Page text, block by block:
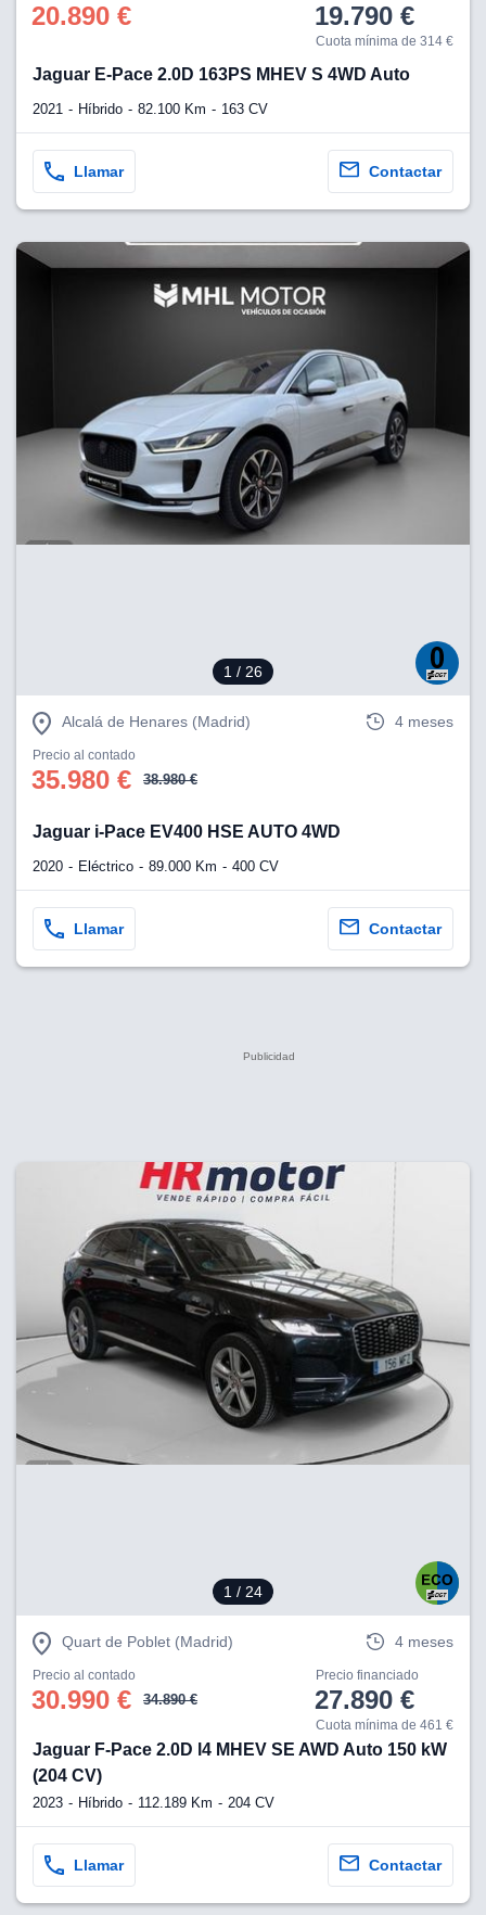
20.890 € 19.790 €
Cuota mínima de 314 €
Jaguar E-Pace 2.0D 163PS MHEV S 4WD Auto
2021 Híbrido 82.100 Km 163 CV
Llamar Contactar
1 / 26
Alcalá de Henares (Madrid) 4 meses
Precio al contado
35.980 € 38.980 €
Jaguar i-Pace EV400 HSE AUTO 4WD
2020 Eléctrico 89.000 Km 400 CV
Llamar Contactar
1 / 24
Quart de Poblet (Madrid) 4 meses
Precio al contado
30.990 € 34.890 €
Precio financiado
27.890 €
Cuota mínima de 461 €
Jaguar F-Pace 2.0D l4 MHEV SE AWD Auto 150 kW
(204 CV)
2023 Híbrido 112.189 Km 204 CV
Llamar Contactar